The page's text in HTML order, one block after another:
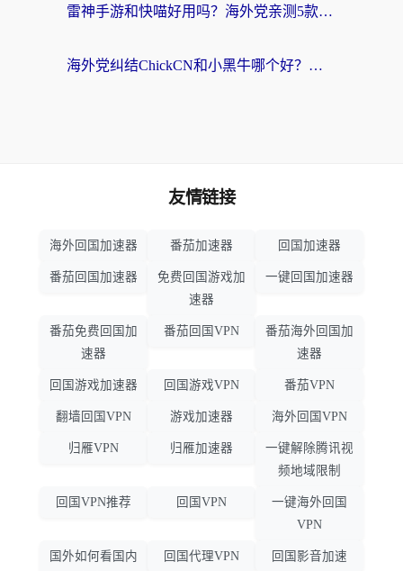
雷神手游和快喵好用吗？海外党亲测5款回国加速器，附斧牛Bling对比+微信视频号解决办法
海外党纠结ChickCN和小黑牛哪个好？一篇帮你选对回国加速器的实用指南
友情链接
海外回国加速器 番茄加速器 回国加速器
番茄回国加速器
免费回国游戏加
速器
一键回国加速器
番茄免费回国加
速器
番茄回国VPN
番茄海外回国加
速器
回国游戏加速器 回国游戏VPN 番茄VPN
翻墙回国VPN 游戏加速器 海外回国VPN
归雁VPN 归雁加速器
一键解除腾讯视
频地域限制
回国VPN推荐 回国VPN
一键海外回国
VPN
国外如何看国内
回国代理VPN 回国影音加速